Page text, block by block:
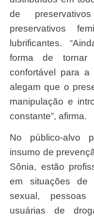
de
preservativos
lubrificantes.
forma de tornar
confortável para a
alegam que o
manipulação e
constante”, afirma.
No público-alvo prioritário para receber o
insumo de
Sônia, estão
em situações de
sexual,
usuárias de